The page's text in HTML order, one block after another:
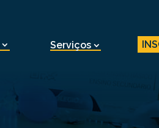
Serviços